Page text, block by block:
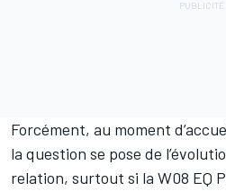
Forcément, au moment
la question se pose de
relation, surtout si la W08 EQ